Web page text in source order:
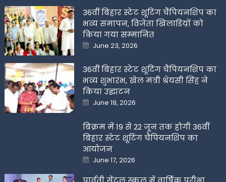
36वीं बिहार स्टेट शूटिंग चैंपियनशिप का
भव्य समापन, विजेता खिलाडिय़ों को
किया गया सम्मानित
Posted
on
June 23, 2026
36वीं बिहार स्टेट शूटिंग चैंपियनशिप का
भव्य शुभारंभ, खेल मंत्री श्रेयसी सिंह ने
किया उद्घाटन
Posted
on
June 19, 2026
बिक्रम में 19 से 22 जून तक होगी 36वीं
बिहार स्टेट शूटिंग चैंपियनशिप का
आयोजन
Posted
on
June 17, 2026